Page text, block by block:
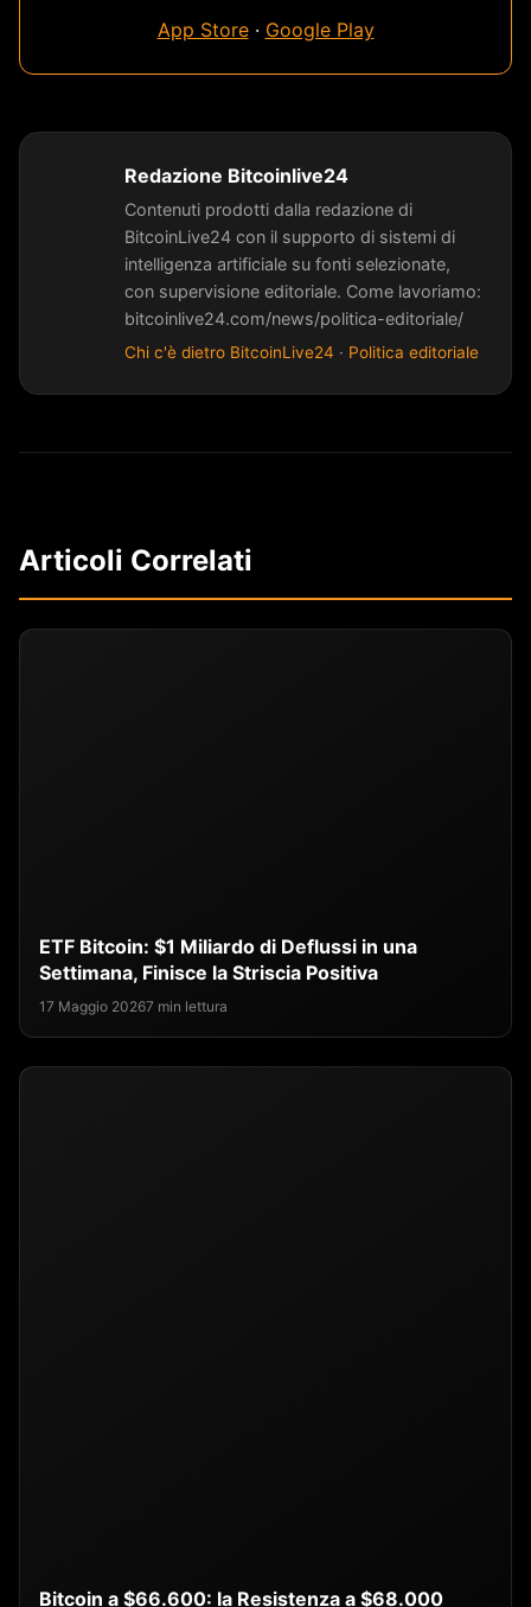
App Store· Google Play
Redazione Bitcoinlive24
Contenuti prodotti dalla redazione di
BitcoinLive24 con il supporto di sistemi di
intelligenza artificiale su fonti selezionate,
con supervisione editoriale. Come lavoriamo:
bitcoinlive24.com/news/politica-editoriale/
Chi c'è dietro BitcoinLive24 · Politica editoriale
Articoli Correlati
ETF Bitcoin: $1 Miliardo di Deflussi in una
Settimana, Finisce la Striscia Positiva
17 Maggio 20267 min lettura
Bitcoin a $66.600: la Resistenza a $68.000